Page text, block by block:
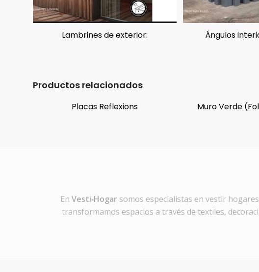
Lambrines de exterior: Ángulos
Productos relacionados
Placas Reflexions Muro Verde
En Vesti‑Hogar somos especialistas en vestir
transformamos espacios a través de textiles,